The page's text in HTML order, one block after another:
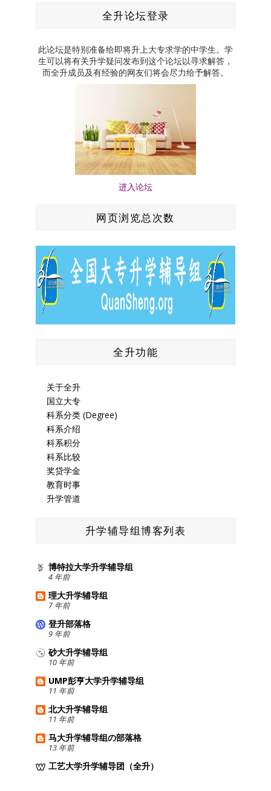
全升论坛登录
此论坛是特别准备给即将升上大专求学的中学生。学
生可以将有关升学疑问发布到这个论坛以寻求解答，
而全升成员及有经验的网友们将会尽力给予解答。
进入论坛
网页浏览总次数
全升功能
关于全升
国立大专
科系分类 (Degree)
科系介绍
科系积分
科系比较
奖贷学金
教育时事
升学管道
升学辅导组博客列表
博特拉大学升学辅导组
4 年前
理大升学辅导组
7 年前
登升部落格
9 年前
砂大升学辅导组
10 年前
UMP彭亨大学升学辅导组
11 年前
北大升学辅导组
11 年前
马大升学辅导组の部落格
13 年前
工艺大学升学辅导团（全升）